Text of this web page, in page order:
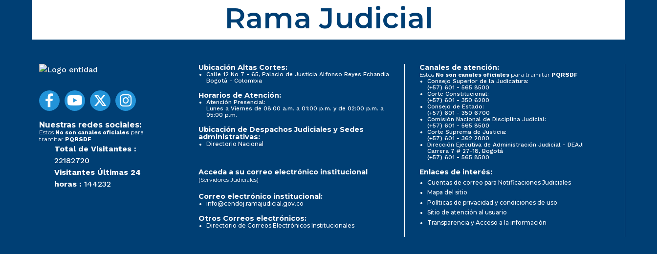
Rama Judicial
Nuestras redes sociales:
Estos No son canales oficiales para
tramitar PQRSDF
Total de Visitantes :
22182720
Visitantes Últimas 24
horas : 144232
Ubicación Altas Cortes:
Calle 12 No 7 - 65, Palacio de Justicia Alfonso Reyes Echandía
Bogotá - Colombia
Horarios de Atención:
Atención Presencial:
Lunes a Viernes de 08:00 a.m. a 01:00 p.m. y de 02:00 p.m. a
05:00 p.m.
Ubicación de Despachos Judiciales y Sedes
administrativas:
Directorio Nacional
Canales de atención:
Estos No son canales oficiales para tramitar PQRSDF
Consejo Superior de la Judicatura:
(+57) 601 - 565 8500
Corte Constitucional:
(+57) 601 - 350 6200
Consejo de Estado:
(+57) 601 - 350 6700
Comisión Nacional de Disciplina Judicial:
(+57) 601 - 565 8500
Corte Suprema de Justicia:
(+57) 601 - 362 2000
Dirección Ejecutiva de Administración Judicial - DEAJ:
Carrera 7 # 27-18, Bogotá
(+57) 601 - 565 8500
Acceda a su correo electrónico institucional
(Servidores Judiciales)
Correo electrónico institucional:
info@cendoj.ramajudicial.gov.co
Otros Correos electrónicos:
Directorio de Correos Electrónicos Institucionales
Enlaces de interés:
Cuentas de correo para Notificaciones Judiciales
Mapa del sitio
Políticas de privacidad y condiciones de uso
Sitio de atención al usuario
Transparencia y Acceso a la información